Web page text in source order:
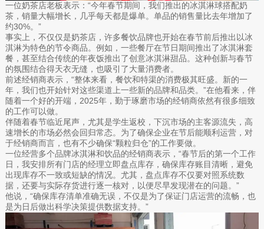
一位奶茶店老板表示：“今年春节期间，我们推出的冰淇淋球搭配奶
茶，销量大幅增长，几乎每天都是爆单。单品的销售量比去年增加了
约30%。”
事实上，不仅仅是奶茶店，许多餐饮品牌也开始在春节前后推出以冰
淇淋为特色的节令商品。例如，一些餐厅在节日期间推出了冰淇淋套
餐，甚至结合传统的年夜饭推出了创意冰淇淋甜品。这种创新与春节
的氛围结合得天衣无缝，也吸引了大量消费者。
前述经销商表示，“整体来看，餐饮和特渠的消费极其旺盛。新的一
年，我们也开始针对这些渠道上一些新的品牌和品类。”在他看来，伴
随着一个好的开端，2025年，勤于琢磨市场的经销商依然有很多细致
的工作可以做。
伴随着春节临近尾声，尤其是学生返校，下沉市场的主客源流失，高
速增长的市场必然会回归常态。为了确保企业在节后能顺利运营，对
于经销商而言，也有不少确保“颗粒归仓”的工作要做。
一位经营多个品牌冰淇淋和饮品的经销商表示，“春节后的第一个工作
日，我安排所有门店的经理立即盘点库存，确保库存账目清晰，避免
出现库存不一致或短缺的情况。尤其，盘点库存不仅要对照系统数
据，还要与实际存货进行逐一核对，以便尽早发现潜在的问题。”
他说，“确保库存清单准确无误，不仅是为了保证门店运营的流畅，也
是为日后做出科学决策提供数据支持。”